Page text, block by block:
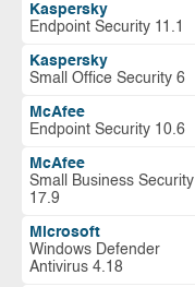
Kaspersky
Endpoint Security 11.1
Kaspersky
Small Office Security 6
McAfee
Endpoint Security 10.6
McAfee
Small Business Security
17.9
Microsoft
Windows Defender
Antivirus 4.18